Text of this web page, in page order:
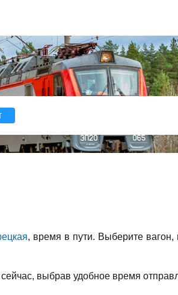
, время в пути. Выберите
выбрав удобное время